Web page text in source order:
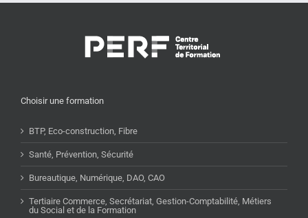
Choisir une formation
BTP, Eco-construction, Fibre
Santé, Prévention, Sécurité
Bureautique, Numérique, DAO, CAO
Tertiaire Commerce, Secrétariat, Gestion-Comptabilité, Métiers
du Social et de la Formation